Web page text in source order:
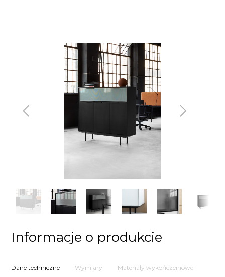
Poprzedni Następny
Informacje o produkcie
Dane techniczne Wymiary Materiały wykończeniowe